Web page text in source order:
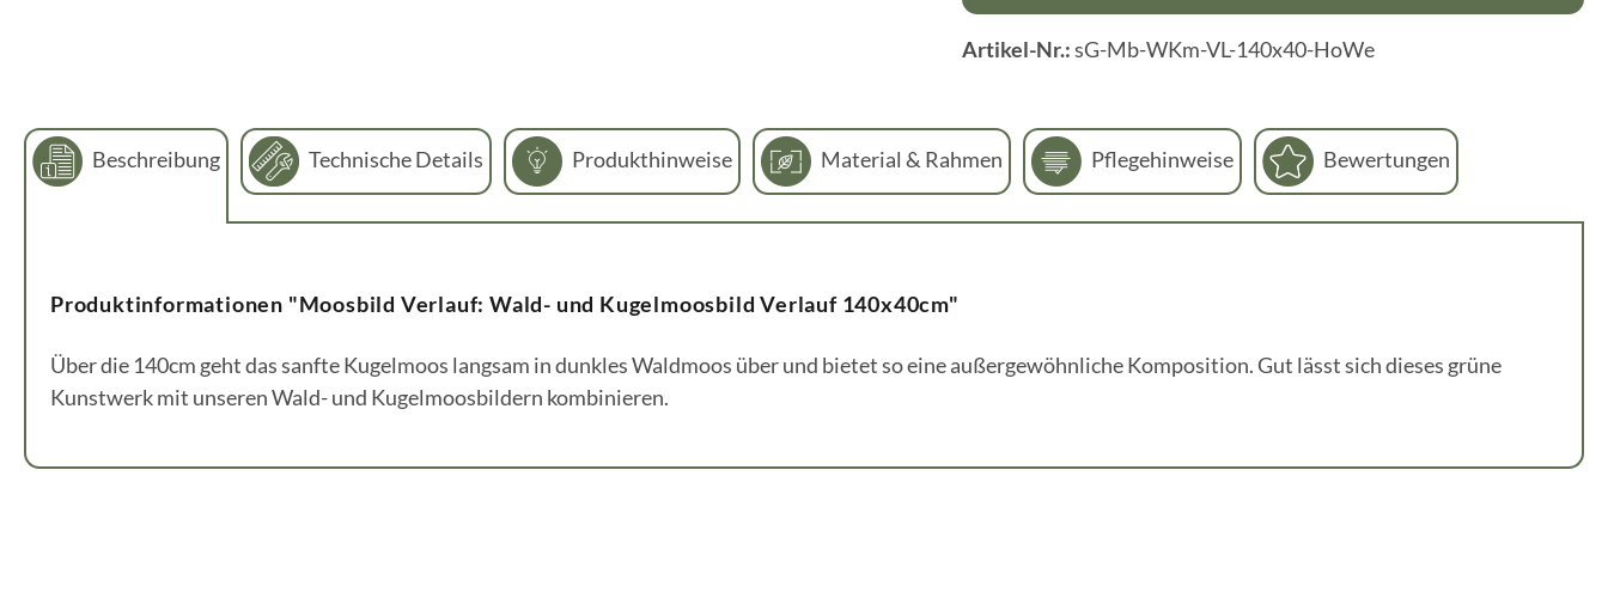
Artikel-Nr.:sG-Mb-WKm-VL-140x40-HoWe
Beschreibung Technische Details Produkthinweise Material & Rahmen Pflegehinweise Bewertungen
Produktinformationen "Moosbild Verlauf: Wald- und Kugelmoosbild Verlauf 140x40cm"
Über die 140cm geht das sanfte Kugelmoos langsam in dunkles Waldmoos über und bietet so eine außergewöhnliche Komposition. Gut lässt sich dieses grüne
Kunstwerk mit unseren Wald- und Kugelmoosbildern kombinieren.